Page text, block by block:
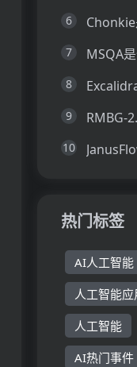
6
7
8
9
10
热门标签
AI人工智能
人工智能应
人工智能
AI热门事件